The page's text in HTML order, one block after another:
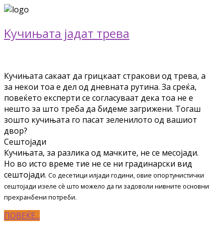
Kучињата јадат трева
Кучињата сакаат да грицкаат стракови од трева, а
за некои тоа е дел од дневната рутина. За среќа,
повеќето експерти се согласуваат дека тоа не е
нешто за што треба да бидеме загрижени. Тогаш
зошто кучињата го пасат зеленилото од вашиот
двор?
Сештојади
Кучињата, за разлика од мачките, не се месојади.
Но во исто време тие не се ни градинарски вид
сештојади. Со десетици илјади години, овие опортунистички
сештојади изеле сѐ што можело да ги задоволи нивните основни
прехранбени потреби.
ПОВЕЌЕ...